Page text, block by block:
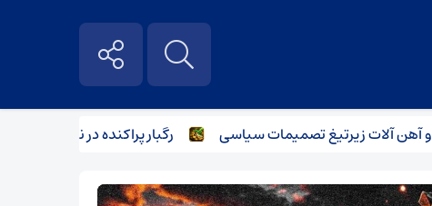
زیر‌تیغ تصمیمات سیاسی رگبار پراکنده در نیمه شمالی استان